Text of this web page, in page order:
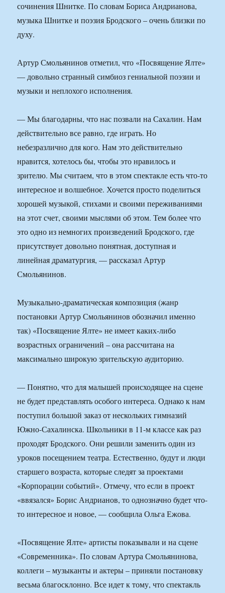
сочинения Шнитке. По словам Бориса Андрианова,
музыка Шнитке и поэзия Бродского – очень близки по
духу.
Артур Смольянинов отметил, что «Посвящение Ялте»
— довольно странный симбиоз гениальной поэзии и
музыки и неплохого исполнения.
— Мы благодарны, что нас позвали на Сахалин. Нам
действительно все равно, где играть. Но
небезразлично для кого. Нам это действительно
нравится, хотелось бы, чтобы это нравилось и
зрителю. Мы считаем, что в этом спектакле есть что-то
интересное и волшебное. Хочется просто поделиться
хорошей музыкой, стихами и своими переживаниями
на этот счет, своими мыслями об этом. Тем более что
это одно из немногих произведений Бродского, где
присутствует довольно понятная, доступная и
линейная драматургия, — рассказал Артур
Смольянинов.
Музыкально-драматическая композиция (жанр
постановки Артур Смольянинов обозначил именно
так) «Посвящение Ялте» не имеет каких-либо
возрастных ограничений – она рассчитана на
максимально широкую зрительскую аудиторию.
— Понятно, что для малышей происходящее на сцене
не будет представлять особого интереса. Однако к нам
поступил большой заказ от нескольких гимназий
Южно-Сахалинска. Школьники в 11-м классе как раз
проходят Бродского. Они решили заменить один из
уроков посещением театра. Естественно, будут и люди
старшего возраста, которые следят за проектами
«Корпорации событий». Отмечу, что если в проект
«ввязался» Борис Андрианов, то однозначно будет что-
то интересное и новое, — сообщила Ольга Ежова.
«Посвящение Ялте» артисты показывали и на сцене
«Современника». По словам Артура Смольянинова,
коллеги – музыканты и актеры – приняли постановку
весьма благосклонно. Все идет к тому, что спектакль